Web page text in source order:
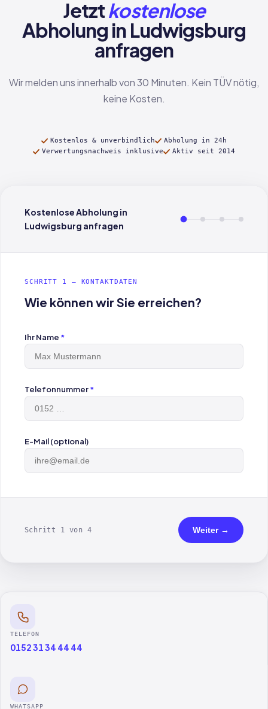
Jetztkostenlose
Abholung in Ludwigsburg
anfragen
Wir melden uns innerhalb von 30 Minuten. Kein TÜV nötig,
keine Kosten.
Kostenlos & unverbindlich
Abholung in 24h
Verwertungsnachweis inklusive
Aktiv seit 2014
Kostenlose Abholung in
Ludwigsburg anfragen
SCHRITT 1 — KONTAKTDATEN
Wie können wir Sie erreichen?
Ihr Name *
Telefonnummer*
E-Mail (optional)
Schritt 1 von 4 Weiter →
TELEFON
0152 31 34 44 44
WHATSAPP